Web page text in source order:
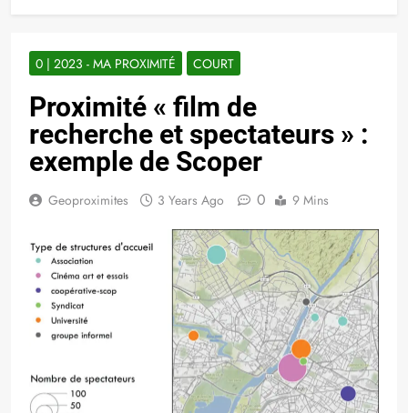
0 | 2023 - MA PROXIMITÉ COURT
Proximité « film de
recherche et spectateurs » :
exemple de Scoper
Geoproximites 3 Years Ago 0 9 Mins